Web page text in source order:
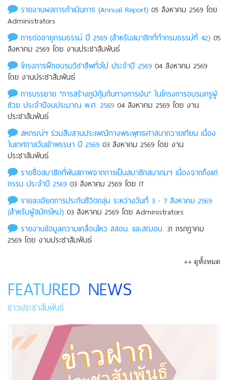
รายงานผลการดำเนินการ (Annual Report) 05 สิงหาคม 2569 โดย
Administrators
การต่ออายุกรมธรรม์ ปี 2569 (สำหรับสมาชิกที่ทำกรมธรรม์ที่ 42) 05
สิงหาคม 2569 โดย งานประชาสัมพันธ์
โครงการฝึกอบรมวิชาชีพทั่วไป ประจำปี 2569 04 สิงหาคม 2569
โดย งานประชาสัมพันธ์
การบรรยาย "การสร้างภูมิคุ้มกันทางการเงิน” ในโครงการอบรมครูผู้
ช่วย ประจำปีงบประมาณ พ.ศ. 2569 04 สิงหาคม 2569 โดย งาน
ประชาสัมพันธ์
สหกรณ์ฯ ร่วมสืบสานประเพณีทางพระพุทธศาสนาถวายเทียน เนื่อง
ในเทศกาลวันเข้าพรรษา ปี 2569 03 สิงหาคม 2569 โดย งาน
ประชาสัมพันธ์
รายชื่อสมาชิกที่พ้นสภาพจากการเป็นสมาชิกสมาคมฯ เนื่องจากถึงแก่
กรรม ประจําปี 2569 03 สิงหาคม 2569 โดย IT
รายละเอียดการประกันชีวิตกลุ่ม ระหว่างวันที่ 3 - 7 สิงหาคม 2569
(สำหรับผู้สมัครใหม่) 03 สิงหาคม 2569 โดย Administrators
รายงานข้อมูลความเคลื่อนไหว สสอน. เเละสฌอน. 31 กรกฎาคม
2569 โดย งานประชาสัมพันธ์
++ ดูทั้งหมด
FEATURED NEWS
ข่าวประชาสัมพันธ์